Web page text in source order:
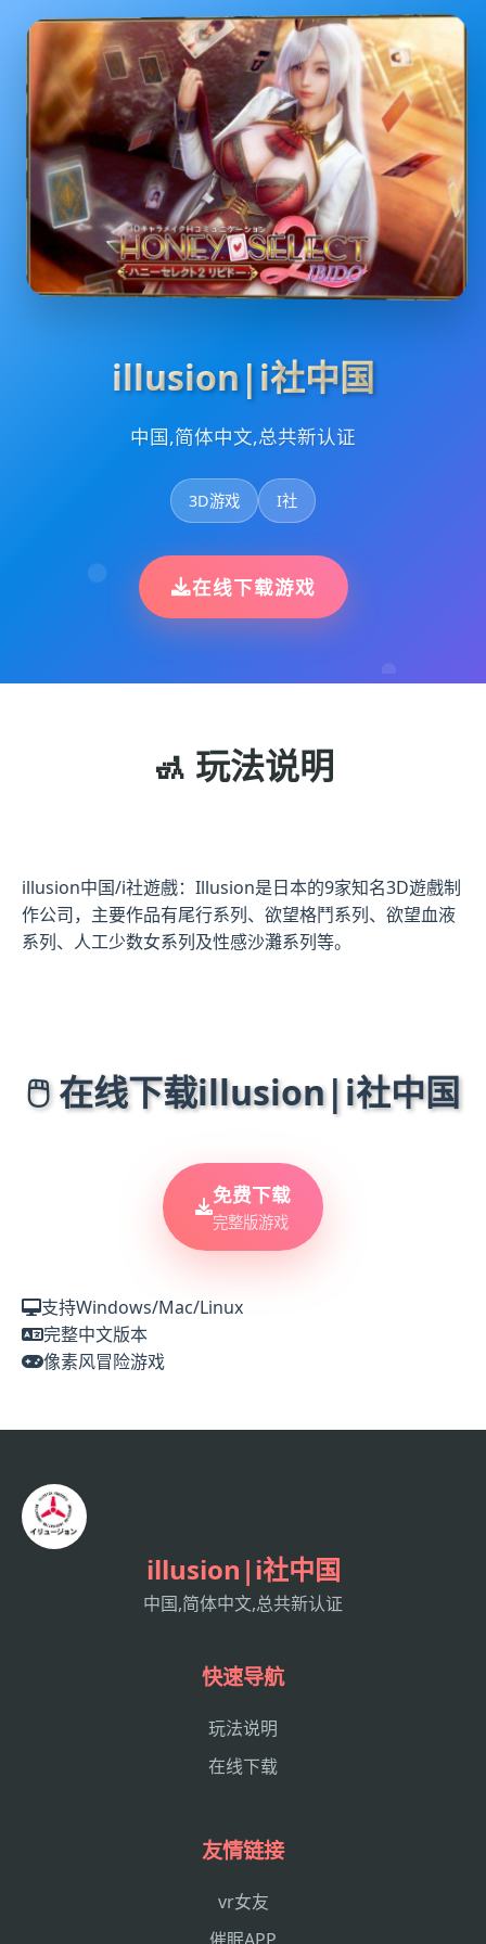
illusion|i社中国
中国,简体中文,总共新认证
3D游戏 I社
在线下载游戏
🚮 玩法说明
illusion中国/i社遊戲：Illusion是日本的9家知名3D遊戲制
作公司，主要作品有尾行系列、欲望格鬥系列、欲望血液
系列、人工少数女系列及性感沙灘系列等。
🖱️ 在线下载illusion|i社中国
免费下载
完整版游戏
支持Windows/Mac/Linux
完整中文版本
像素风冒险游戏
illusion|i社中国
中国,简体中文,总共新认证
快速导航
玩法说明
在线下载
友情链接
vr女友